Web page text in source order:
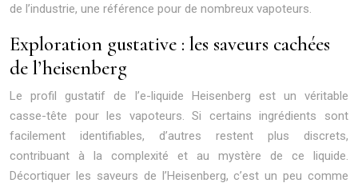
de l’industrie, une référence pour de nombreux vapoteurs.
Exploration gustative : les saveurs cachées
de l’heisenberg
Le profil gustatif de l’e-liquide Heisenberg est un véritable
casse-tête pour les vapoteurs. Si certains ingrédients sont
facilement identifiables, d’autres restent plus discrets,
contribuant à la complexité et au mystère de ce liquide.
Décortiquer les saveurs de l’Heisenberg, c’est un peu comme